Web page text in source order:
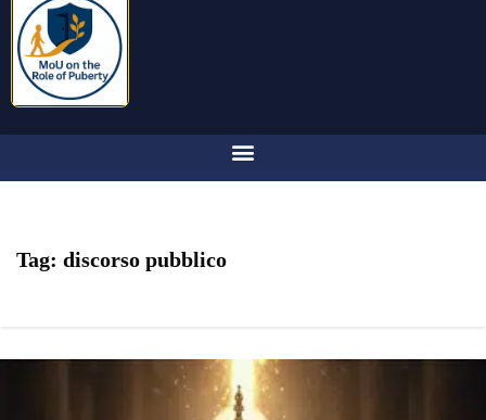
Tag: discorso pubblico